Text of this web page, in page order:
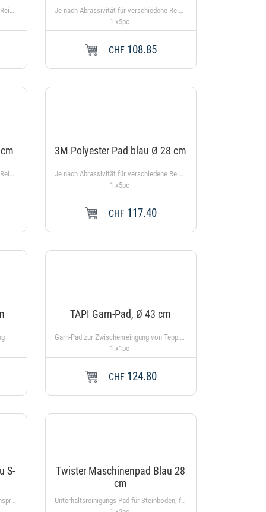
Je nach Abrassivität für verschiedene Reinigungsmethoden einsetzbar. Bei 40°C maschinenwaschbar, rot
In den Warenkorb
Je nach Abrassivität für verschiedene Reinigungsmethoden einsetzbar. Bei 40°C maschinenwaschbar, blau
1 x5pc
CHF 108.85
Je nach Abrassivität für verschiedene Reinigungsmethoden einsetzbar. Bei 40°C maschinenwaschbar, rot
In den Warenkorb
3M Polyester Pad blau Ø 28 cm
Je nach Abrassivität für verschiedene Reinigungsmethoden einsetzbar. Bei 40°C maschinenwaschbar, blau
1 x5pc
CHF 117.40
In den Warenkorb
TAPI Garn-Pad, Ø 43 cm
Garn-Pad zur Zwischenreingung von Teppichbelägen
1 x1pc
CHF 124.80
S-
Zur Unterhaltsreinigung von stark beanspruchten Bereichen, um Hochglanz und Sauberkeit zu bewahren
Twister Maschinenpad Blau 28
cm
Unterhaltsreinigungs-Pad für Steinböden, für stark frequentierte Bereiche